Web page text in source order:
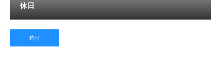
休日
釣り